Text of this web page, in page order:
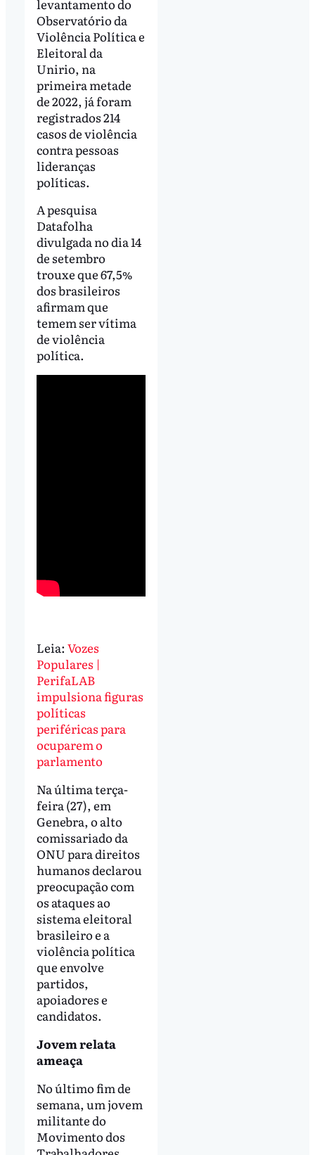
levantamento do
Observatório da
Violência Política e
Eleitoral da
Unirio, na
primeira metade
de 2022, já foram
registrados 214
casos de violência
contra pessoas
lideranças
políticas.
A pesquisa
Datafolha
divulgada no dia 14
de setembro
trouxe que 67,5%
dos brasileiros
afirmam que
temem ser vítima
de violência
política.
Leia: Vozes
Populares |
PerifaLAB
impulsiona figuras
políticas
periféricas para
ocuparem o
parlamento
Na última terça-
feira (27), em
Genebra, o alto
comissariado da
ONU para direitos
humanos declarou
preocupação com
os ataques ao
sistema eleitoral
brasileiro e a
violência política
que envolve
partidos,
apoiadores e
candidatos.
Jovem relata
ameaça
No último fim de
semana, um jovem
militante do
Movimento dos